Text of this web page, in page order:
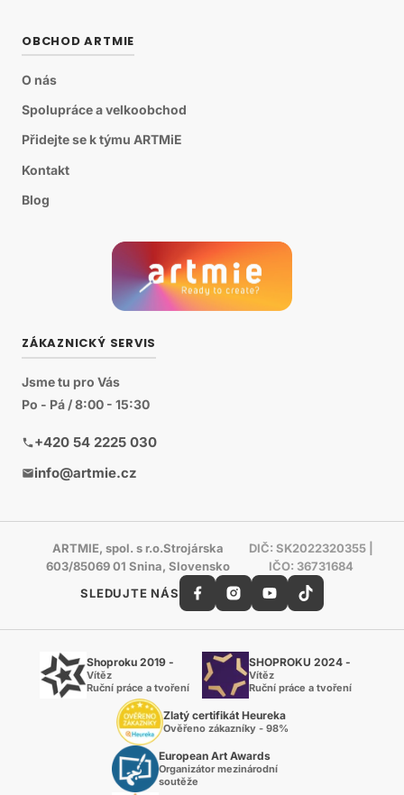
OBCHOD ARTMIE
O nás
Spolupráce a velkoobchod
Přidejte se k týmu ARTMiE
Kontakt
Blog
ZÁKAZNICKÝ SERVIS
Jsme tu pro Vás
Po - Pá / 8:00 - 15:30
+420 54 2225 030
info@artmie.cz
ARTMIE, spol. s r.o.Strojárska
603/85069 01 Snina, Slovensko
DIČ: SK2022320355 |
IČO: 36731684
SLEDUJTE NÁS
Shoproku 2019 -
Vítěz
Ruční práce a tvoření
SHOPROKU 2024 -
Vítěz
Ruční práce a tvoření
Zlatý certifikát Heureka
Ověřeno zákazníky - 98%
European Art Awards
Organizátor mezinárodní
soutěže